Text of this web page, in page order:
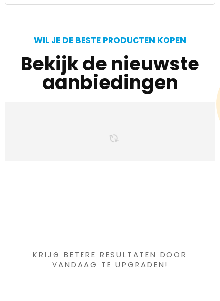
WIL JE DE BESTE PRODUCTEN KOPEN
Bekijk de nieuwste
aanbiedingen
KRIJG BETERE RESULTATEN DOOR
VANDAAG TE UPGRADEN!